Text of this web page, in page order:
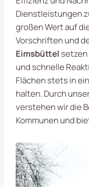
Dienstleistungen
großen Wert auf
Vorschriften und
Eimsbüttel setzen
und schnelle
Flächen stets in
halten. Durch
verstehen wir die
Kommunen und